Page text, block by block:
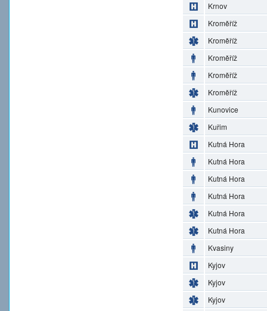
Krnov
Kroměříž
Kroměříž
Kroměříž
Kroměříž
Kroměříž
Kunovice
Kuřim
Kutná Hora
Kutná Hora
Kutná Hora
Kutná Hora
Kutná Hora
Kutná Hora
Kvasiny
Kyjov
Kyjov
Kyjov